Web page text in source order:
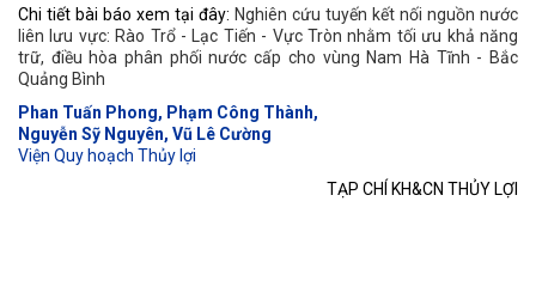
Chi tiết bài báo xem tại đây: Nghiên cứu tuyến kết nối nguồn nước
liên lưu vực: Rào Trổ - Lạc Tiến - Vực Tròn nhằm tối ưu khả năng
trữ, điều hòa phân phối nước cấp cho vùng Nam Hà Tĩnh - Bắc
Quảng Bình
Phan Tuấn Phong, Phạm Công Thành,
Nguyễn Sỹ Nguyên, Vũ Lê Cường
Viện Quy hoạch Thủy lợi
TẠP CHÍ KH&CN THỦY LỢI